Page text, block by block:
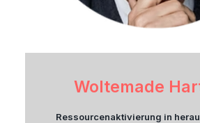
Woltemade
Ressourcenaktivierung in